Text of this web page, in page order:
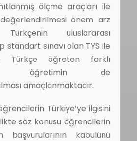
ölçme araçları ile
önem arz
uluslararası
standart sınavı olan TYS ile
Türkçe öğreten farklı
öğretimin de
amaçlanmaktadır.
Türkiye’ye ilgisini
söz konusu öğrencilerin
kabulünü